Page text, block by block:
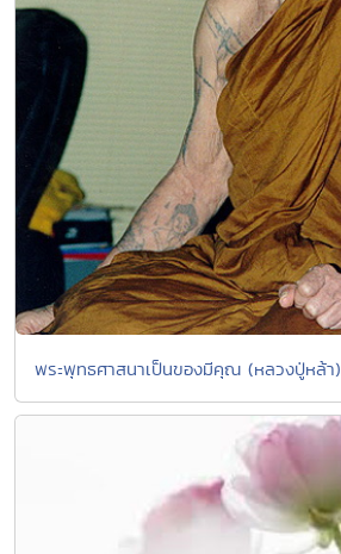
พระพุทธศาสนาเป็นของมีคุณ (หลวงปู่หล้า)